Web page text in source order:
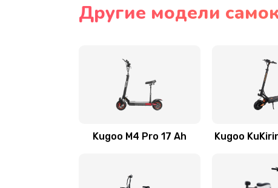
Другие модели
Kugoo M4 Pro 17 Ah Kugoo